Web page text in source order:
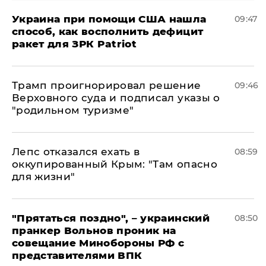
Украина при помощи США нашла
способ, как восполнить дефицит
ракет для ЗРК Patriot
09:47
Трамп проигнорировал решение
Верховного суда и подписал указы о
"родильном туризме"
09:46
Лепс отказался ехать в
оккупированный Крым: "Там опасно
для жизни"
08:59
"Прятаться поздно", – украинский
пранкер Вольнов проник на
совещание Минобороны РФ с
представителями ВПК
08:50